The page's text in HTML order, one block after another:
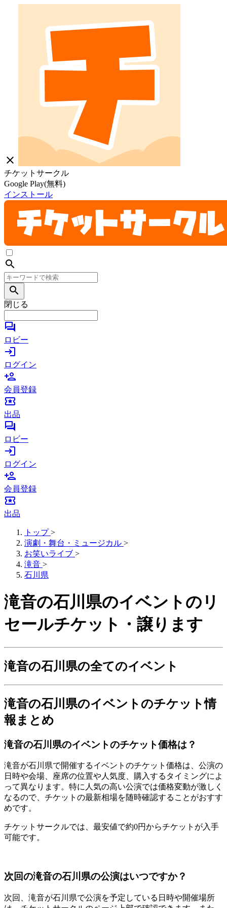
close
チケットサークル
Google Play(無料)
インストール
search
search
閉じる
forum
ロビー
login
ログイン
person_add
会員登録
local_activity
出品
forum
ロビー
login
ログイン
person_add
会員登録
local_activity
出品
トップ >
演劇・舞台・ミュージカル >
お笑いライブ >
滝音 >
石川県
滝音の石川県のイベントのリ
セールチケット・譲ります
滝音の石川県の全てのイベント
滝音の石川県のイベントのチケット情
報まとめ
滝音の石川県のイベントのチケット価格は？
滝音が石川県で開催するイベントのチケット価格は、公演の
日時や会場、座席の位置や人気度、購入するタイミングによ
って異なります。特に人気の高い公演では価格変動が激しく
なるので、チケットの最新相場を随時確認することがおすす
めです。
チケットサークルでは、最安値で約0円からチケットが入手
可能です。
次回の滝音の石川県の公演はいつですか？
次回、滝音が石川県で公演を予定している日時や開催場所